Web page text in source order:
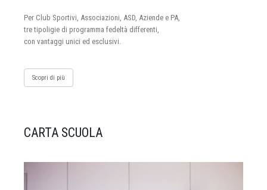
Per Club Sportivi, Associazioni, ASD, Aziende e PA,
tre tipoligie di programma fedeltà differenti,
con vantaggi unici ed esclusivi.
Scopri di più
CARTA SCUOLA